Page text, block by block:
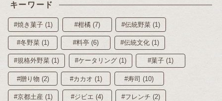
キーワード
#焼き菓子 (1) #柑橘 (7) #伝統野菜 (1)
#冬野菜 (1) #料亭 (6) #伝統文化 (1)
#規格外野菜 (1) #ケータリング (1) #菓子 (1)
#贈り物 (2) #カカオ (1) #寿司 (10)
#京都土産 (1) #ジビエ (4) #フレンチ (2)